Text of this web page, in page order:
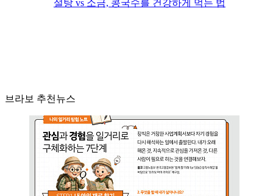
설탕 vs 소금, 콩국수를 건강하게 먹는 법
브라보 추천뉴스